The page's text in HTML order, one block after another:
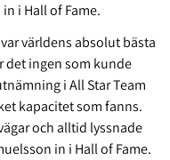
i Hall of Fame.
världens absolut bästa
det ingen som kunde
i All Star Team
kapacitet som fanns.
och alltid lyssnade
in i Hall of Fame.